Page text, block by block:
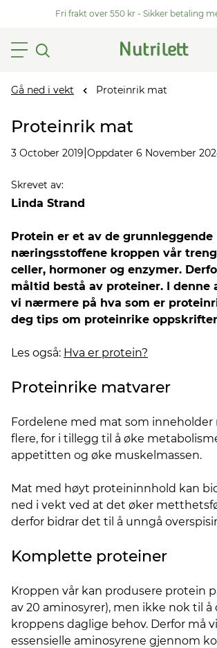
Fri frakt over 550 kr - Sikker betaling
Gå ned i vekt Proteinrik mat
Proteinrik mat
3 October 2019 Oppdater 6 November
Skrevet av:
Linda Strand
Protein er et av de grunnleggende
næringsstoffene kroppen vår
celler, hormoner og enzymer.
måltid bestå av proteiner. I denne
vi nærmere på hva som er
deg tips om proteinrike
Les også: Hva er protein?
Proteinrike matvarer
Fordelene med mat som inneholder
flere, for i tillegg til å øke
appetitten og øke muskelmassen.
Mat med høyt proteininnhold kan
ned i vekt ved at det øker
derfor bidrar det til å unngå
Komplette proteiner
Kroppen vår kan produsere protein
av 20 aminosyrer), men ikke nok til å
kroppens daglige behov. Derfor må
essensielle aminosyrene gjennom